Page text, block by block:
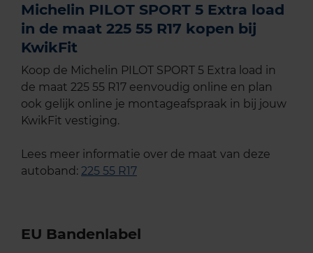
Michelin PILOT SPORT 5 Extra load
in de maat 225 55 R17 kopen bij
KwikFit
Koop de Michelin PILOT SPORT 5 Extra load in
de maat 225 55 R17 eenvoudig online en plan
ook gelijk online je montageafspraak in bij jouw
KwikFit vestiging.
Lees meer informatie over de maat van deze
autoband: 225 55 R17
EU Bandenlabel